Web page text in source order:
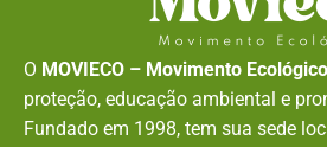
O MOVIECO – Movimento Ecológico
proteção, educação ambiental e
Fundado em 1998, tem sua sede